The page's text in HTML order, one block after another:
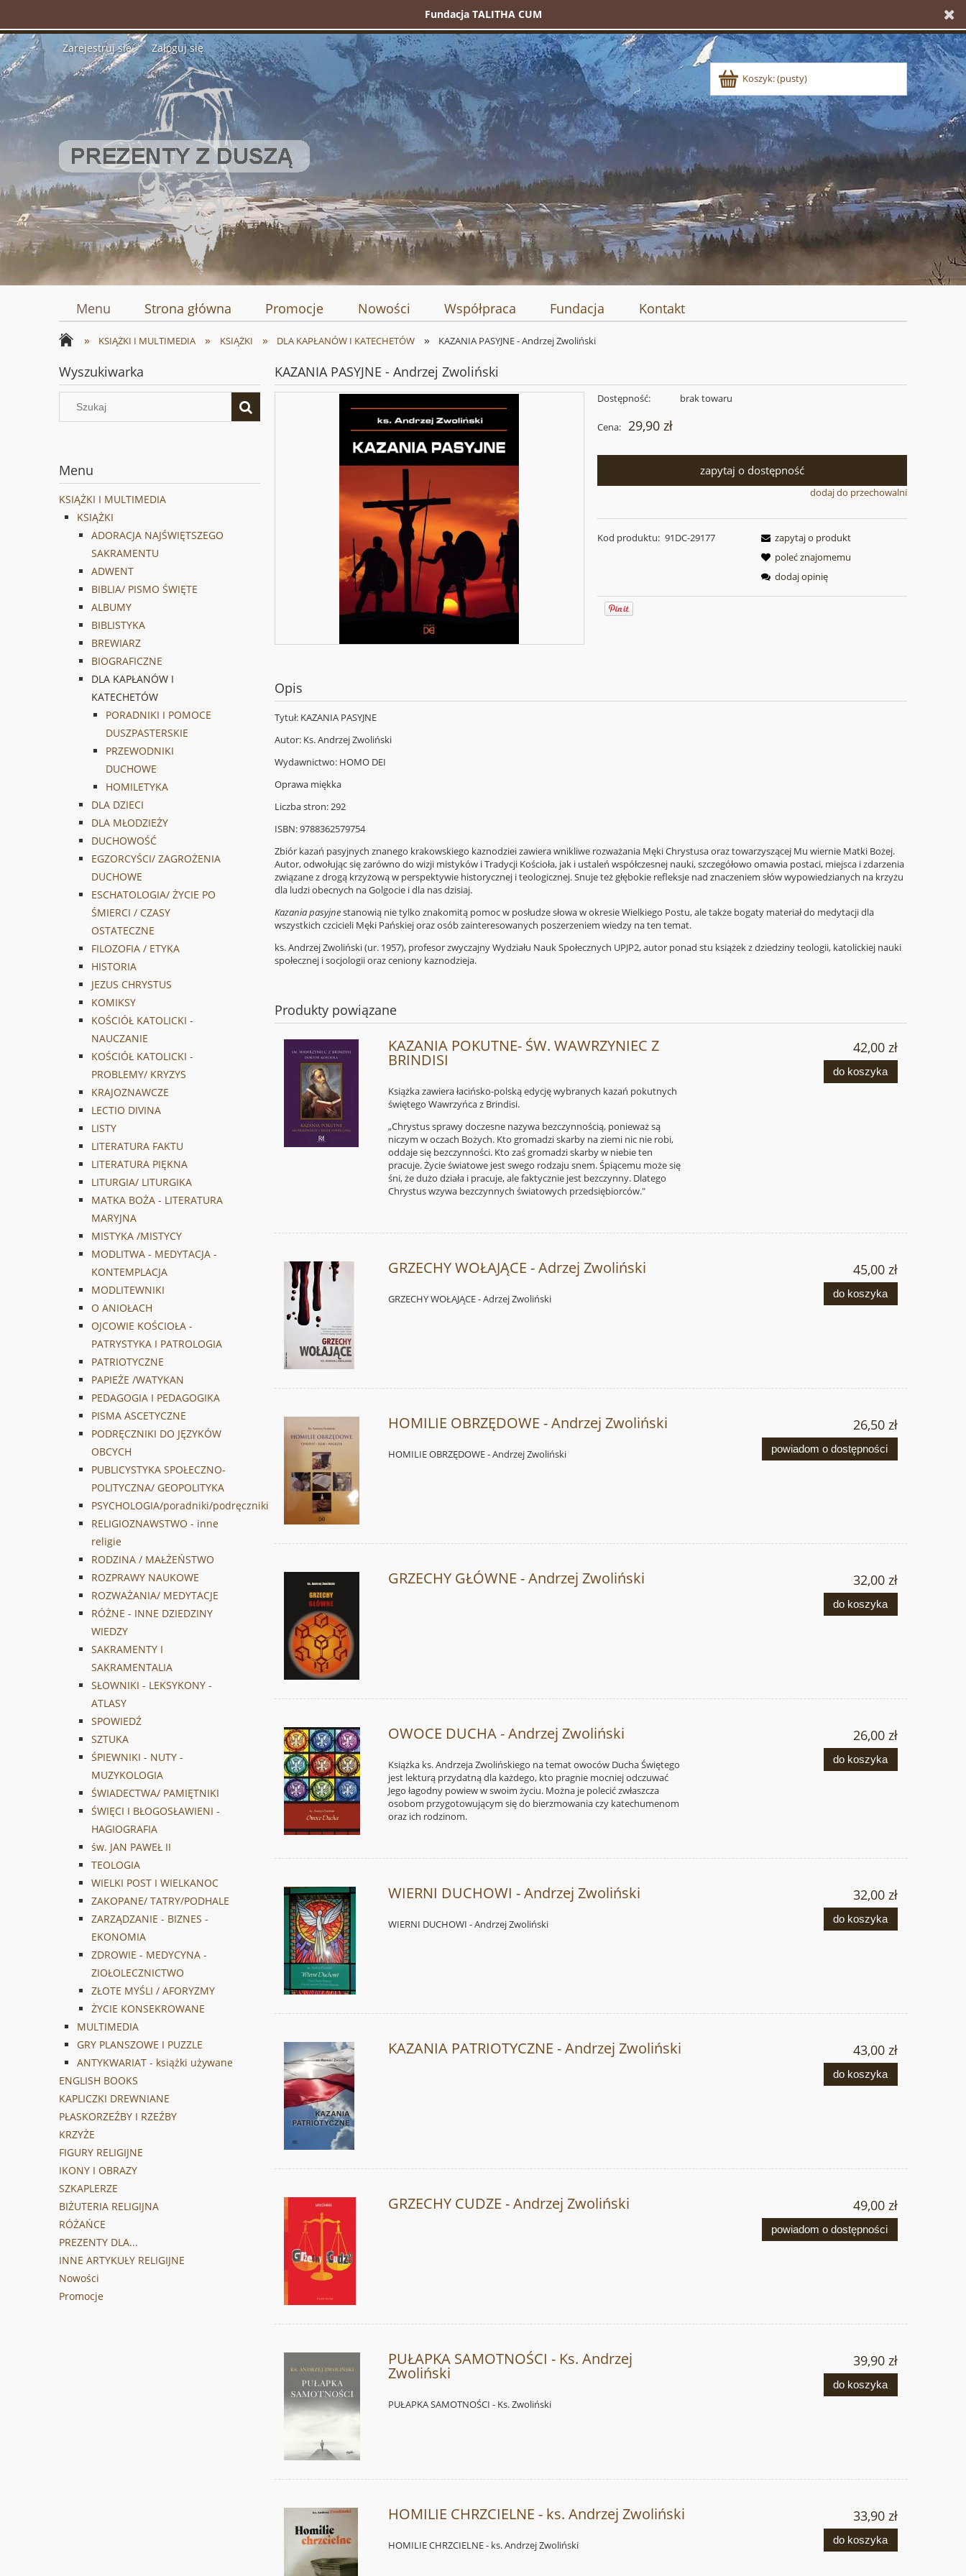
Fundacja TALITHA CUM
Zarejestruj się Zaloguj się
Koszyk:(pusty)
Menu Strona główna Promocje Nowości Współpraca Fundacja Kontakt
» KSIĄŻKI I MULTIMEDIA » KSIĄŻKI » DLA KAPŁANÓW I KATECHETÓW » KAZANIA PASYJNE - Andrzej Zwoliński
Wyszukiwarka
Menu
KSIĄŻKI I MULTIMEDIA
KSIĄŻKI
ADORACJA NAJŚWIĘTSZEGO
SAKRAMENTU
ADWENT
BIBLIA/ PISMO ŚWIĘTE
ALBUMY
BIBLISTYKA
BREWIARZ
BIOGRAFICZNE
DLA KAPŁANÓW I
KATECHETÓW
PORADNIKI I POMOCE
DUSZPASTERSKIE
PRZEWODNIKI
DUCHOWE
HOMILETYKA
DLA DZIECI
DLA MŁODZIEŻY
DUCHOWOŚĆ
EGZORCYŚCI/ ZAGROŻENIA
DUCHOWE
ESCHATOLOGIA/ ŻYCIE PO
ŚMIERCI / CZASY
OSTATECZNE
FILOZOFIA / ETYKA
HISTORIA
JEZUS CHRYSTUS
KOMIKSY
KOŚCIÓŁ KATOLICKI -
NAUCZANIE
KOŚCIÓŁ KATOLICKI -
PROBLEMY/ KRYZYS
KRAJOZNAWCZE
LECTIO DIVINA
LISTY
LITERATURA FAKTU
LITERATURA PIĘKNA
LITURGIA/ LITURGIKA
MATKA BOŻA - LITERATURA
MARYJNA
MISTYKA /MISTYCY
MODLITWA - MEDYTACJA -
KONTEMPLACJA
MODLITEWNIKI
O ANIOŁACH
OJCOWIE KOŚCIOŁA -
PATRYSTYKA I PATROLOGIA
PATRIOTYCZNE
PAPIEŻE /WATYKAN
PEDAGOGIA I PEDAGOGIKA
PISMA ASCETYCZNE
PODRĘCZNIKI DO JĘZYKÓW
OBCYCH
PUBLICYSTYKA SPOŁECZNO-
POLITYCZNA/ GEOPOLITYKA
PSYCHOLOGIA/poradniki/podręczniki
RELIGIOZNAWSTWO - inne
religie
RODZINA / MAŁŻEŃSTWO
ROZPRAWY NAUKOWE
ROZWAŻANIA/ MEDYTACJE
RÓŻNE - INNE DZIEDZINY
WIEDZY
SAKRAMENTY I
SAKRAMENTALIA
SŁOWNIKI - LEKSYKONY -
ATLASY
SPOWIEDŹ
SZTUKA
ŚPIEWNIKI - NUTY -
MUZYKOLOGIA
ŚWIADECTWA/ PAMIĘTNIKI
ŚWIĘCI I BŁOGOSŁAWIENI -
HAGIOGRAFIA
św. JAN PAWEŁ II
TEOLOGIA
WIELKI POST I WIELKANOC
ZAKOPANE/ TATRY/PODHALE
ZARZĄDZANIE - BIZNES -
EKONOMIA
ZDROWIE - MEDYCYNA -
ZIOŁOLECZNICTWO
ZŁOTE MYŚLI / AFORYZMY
ŻYCIE KONSEKROWANE
MULTIMEDIA
GRY PLANSZOWE I PUZZLE
ANTYKWARIAT - książki używane
ENGLISH BOOKS
KAPLICZKI DREWNIANE
PŁASKORZEŹBY I RZEŹBY
KRZYŻE
FIGURY RELIGIJNE
IKONY I OBRAZY
SZKAPLERZE
BIŻUTERIA RELIGIJNA
RÓŻAŃCE
PREZENTY DLA...
INNE ARTYKUŁY RELIGIJNE
Nowości
Promocje
KAZANIA PASYJNE - Andrzej Zwoliński
Dostępność: brak towaru
Cena: 29,90 zł
zapytaj o dostępność
dodaj do przechowalni
Kod produktu: 91DC-29177
zapytaj o produkt
poleć znajomemu
dodaj opinię
Opis
Tytuł: KAZANIA PASYJNE
Autor: Ks. Andrzej Zwoliński
Wydawnictwo: HOMO DEI
Oprawa miękka
Liczba stron: 292
ISBN: 9788362579754
Zbiór kazań pasyjnych znanego krakowskiego kaznodziei zawiera wnikliwe rozważania Męki Chrystusa oraz towarzyszącej Mu wiernie Matki Bożej.
Autor, odwołując się zarówno do wizji mistyków i Tradycji Kościoła, jak i ustaleń współczesnej nauki, szczegółowo omawia postaci, miejsca i zdarzenia
związane z drogą krzyżową w perspektywie historycznej i teologicznej. Snuje też głębokie refleksje nad znaczeniem słów wypowiedzianych na krzyżu
dla ludzi obecnych na Golgocie i dla nas dzisiaj.
Kazania pasyjnestanowią nie tylko znakomitą pomoc w posłudze słowa w okresie Wielkiego Postu, ale także bogaty materiał do medytacji dla
wszystkich czcicieli Męki Pańskiej oraz osób zainteresowanych poszerzeniem wiedzy na ten temat.
ks. Andrzej Zwoliński (ur. 1957), profesor zwyczajny Wydziału Nauk Społecznych UPJP2, autor ponad stu książek z dziedziny teologii, katolickiej nauki
społecznej i socjologii oraz ceniony kaznodzieja.
Produkty powiązane
KAZANIA POKUTNE- ŚW. WAWRZYNIEC Z
BRINDISI
Książka zawiera łacińsko-polską edycję wybranych kazań pokutnych
świętego Wawrzyńca z Brindisi.
„Chrystus sprawy doczesne nazywa bezczynnością, ponieważ są
niczym w oczach Bożych. Kto gromadzi skarby na ziemi nic nie robi,
oddaje się bezczynności. Kto zaś gromadzi skarby w niebie ten
pracuje. Życie światowe jest swego rodzaju snem. Śpiącemu może się
śni, że dużo działa i pracuje, ale faktycznie jest bezczynny. Dlatego
Chrystus wzywa bezczynnych światowych przedsiębiorców."
42,00 zł
do koszyka
GRZECHY WOŁAJĄCE - Adrzej Zwoliński
GRZECHY WOŁAJĄCE - Adrzej Zwoliński
45,00 zł
do koszyka
HOMILIE OBRZĘDOWE - Andrzej Zwoliński
HOMILIE OBRZĘDOWE - Andrzej Zwoliński
26,50 zł
powiadom o dostępności
GRZECHY GŁÓWNE - Andrzej Zwoliński 32,00 zł
do koszyka
OWOCE DUCHA - Andrzej Zwoliński
Książka ks. Andrzeja Zwolińskiego na temat owoców Ducha Świętego
jest lekturą przydatną dla każdego, kto pragnie mocniej odczuwać
Jego łagodny powiew w swoim życiu. Można je polecić zwłaszcza
osobom przygotowującym się do bierzmowania czy katechumenom
oraz ich rodzinom.
26,00 zł
do koszyka
WIERNI DUCHOWI - Andrzej Zwoliński
WIERNI DUCHOWI - Andrzej Zwoliński
32,00 zł
do koszyka
KAZANIA PATRIOTYCZNE - Andrzej Zwoliński 43,00 zł
do koszyka
GRZECHY CUDZE - Andrzej Zwoliński 49,00 zł
powiadom o dostępności
PUŁAPKA SAMOTNOŚCI - Ks. Andrzej
Zwoliński
PUŁAPKA SAMOTNOŚCI - Ks. Zwoliński
39,90 zł
do koszyka
HOMILIE CHRZCIELNE - ks. Andrzej Zwoliński
HOMILIE CHRZCIELNE - ks. Andrzej Zwoliński
33,90 zł
do koszyka